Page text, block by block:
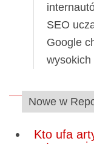
SEO
Google
wysokich
Nowe w
Kto ufa